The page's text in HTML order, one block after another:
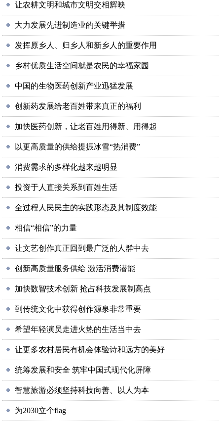
让农耕文明和城市文明交相辉映
大力发展先进制造业的关键举措
发挥原乡人、归乡人和新乡人的重要作用
乡村优质生活空间就是农民的幸福家园
中国的生物医药创新产业迅猛发展
创新药发展给老百姓带来真正的福利
加快医药创新，让老百姓用得新、用得起
以更高质量的供给提振冰雪“热消费”
消费需求的多样化越来越明显
投资于人直接关系到百姓生活
全过程人民民主的实践形态及其制度效能
相信“相信”的力量
让文艺创作真正回到最广泛的人群中去
创新高质量服务供给 激活消费潜能
加快数智技术创新 抢占科技发展制高点
到传统文化中获得创作源泉非常重要
希望年轻演员走进火热的生活当中去
让更多农村居民有机会体验诗和远方的美好
统筹发展和安全 筑牢中国式现代化屏障
智慧旅游必须坚持科技向善、以人为本
为2030立个flag